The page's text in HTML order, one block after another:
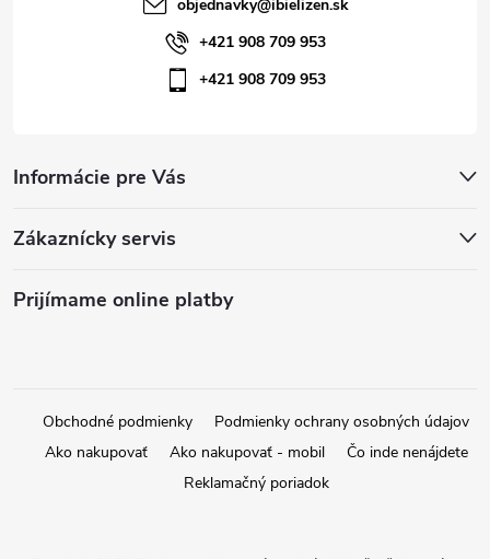
Informácie pre Vás
Zákaznícky servis
Prijímame online platby
objednavky@ibielizen.sk
+421 908 709 953
+421 908 709 953
Obchodné podmienky
Podmienky ochrany osobných údajov
Ako nakupovať
Ako nakupovať - mobil
Čo inde nenájdete
Reklamačný poriadok